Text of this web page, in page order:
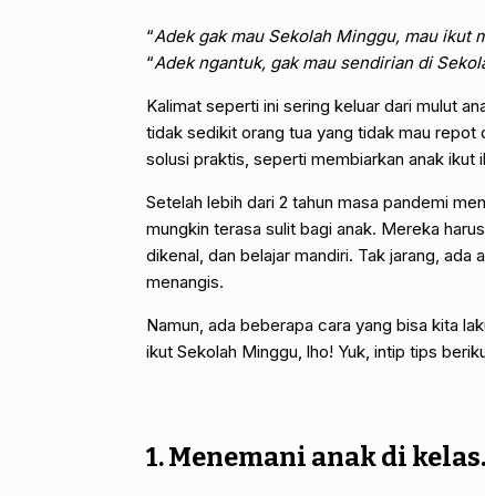
“Adek gak mau Sekolah Minggu, mau ikut
“Adek ngantuk, gak mau sendirian di
Kalimat seperti ini sering keluar dari mulut
tidak sedikit orang tua yang tidak mau repot
solusi praktis, seperti membiarkan anak ikut
Setelah lebih dari 2 tahun masa pandemi
mungkin terasa sulit bagi anak. Mereka
dikenal, dan belajar mandiri. Tak jarang, ada
menangis.
Namun, ada beberapa cara yang bisa kita
ikut Sekolah Minggu, lho! Yuk, intip tips
1. Menemani anak di kelas.